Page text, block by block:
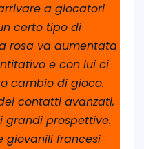
a giocatori
certo tipo di
rosa va aumentata
e con lui ci
cambio di gioco.
contatti avanzati,
grandi prospettive.
giovanili francesi